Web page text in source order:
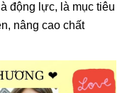
động lực, là mục tiêu
nâng cao chất